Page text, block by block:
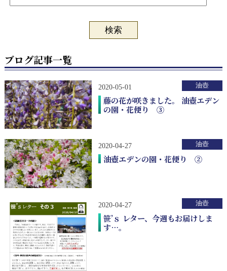
ブログ記事一覧
2020-05-01
藤の花が咲きました。 油壺エデン
の園・花便り ③
油壺
2020-04-27
油壺エデンの園・花便り ②
油壺
2020-04-27
笹’ｓ レター、今週もお届けしま
す…。
油壺